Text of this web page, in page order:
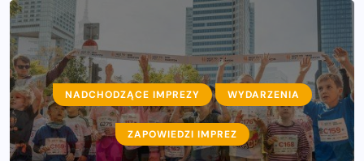
NADCHODZĄCE IMPREZY WYDARZENIA
ZAPOWIEDZI IMPREZ